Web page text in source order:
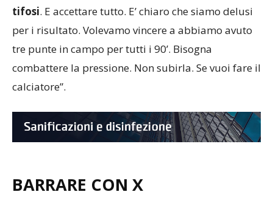
tifosi. E accettare tutto. E’ chiaro che siamo delusi
per i risultato. Volevamo vincere a abbiamo avuto
tre punte in campo per tutti i 90’. Bisogna
combattere la pressione. Non subirla. Se vuoi fare il
calciatore”.
BARRARE CON X